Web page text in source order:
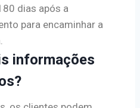
dias após a
para encaminhar a
informações